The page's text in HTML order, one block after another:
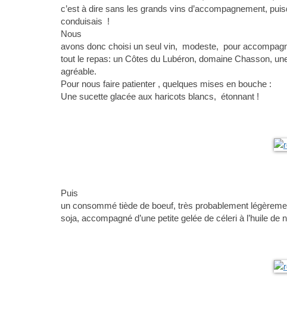
c’est à dire sans les grands vins d’accompagnement,
conduisais !
Nous
avons donc choisi un seul vin, modeste, pour
tout le repas: un Côtes du Lubéron, domaine Chasson,
agréable.
Pour nous faire patienter , quelques mises en bouche :
Une sucette glacée aux haricots blancs, étonnant !
Puis
un consommé tiède de boeuf, très probablement
soja, accompagné d’une petite gelée de céleri à l’huile de